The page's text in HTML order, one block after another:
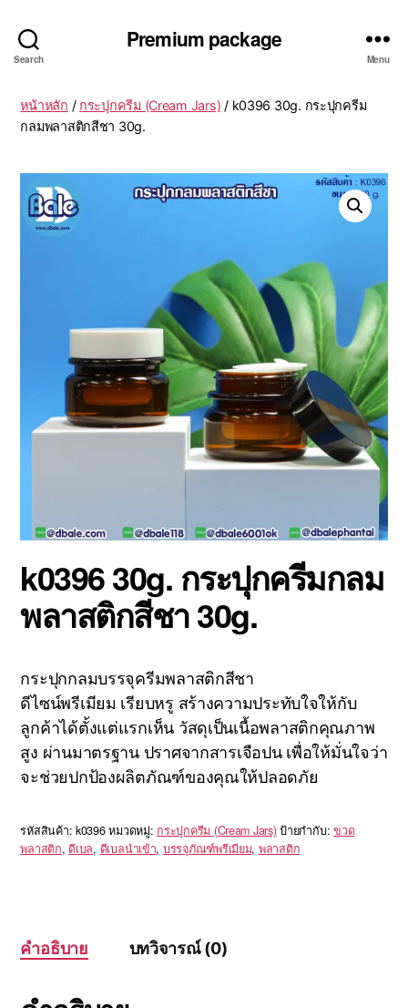
Search
Premium package
Menu
หน้าหลัก / กระปุกครีม (Cream Jars) / k0396 30g. กระปุกครีม
กลมพลาสติกสีชา 30g.
k0396 30g. กระปุกครีมกลม
พลาสติกสีชา 30g.
กระปุกกลมบรรจุครีมพลาสติกสีชา
ดีไซน์พรีเมียม เรียบหรู สร้างความประทับใจให้กับ
ลูกค้าได้ตั้งแต่แรกเห็น วัสดุเป็นเนื้อพลาสติกคุณภาพ
สูง ผ่านมาตรฐาน ปราศจากสารเจือปน เพื่อให้มั่นใจว่า
จะช่วยปกป้องผลิตภัณฑ์ของคุณให้ปลอดภัย
รหัสสินค้า: k0396 หมวดหมู่: กระปุกครีม (Cream Jars) ป้ายกำกับ:ขวด
พลาสติก,ดีเบล, ดีเบลนำเข้า, บรรจุภัณฑ์พรีเมียม, พลาสติก
คำอธิบาย บทวิจารณ์ (0)